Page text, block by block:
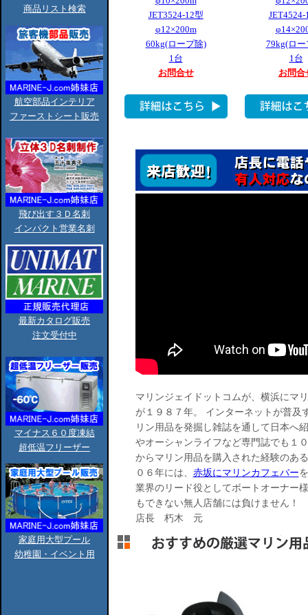
商品リスト検索
航空部品インテリア
ファーストシート販売
飛び出す３Ｄ名刺
インパクト営業名刺
最新カタログ販売
注文受付中
マイナス６０度凍結
超低温フリーザー
家庭用大型プール
幼稚園・イベント用
JET3524-12型
φ12×200m
60kg(ロープ除)
1台
お問合せ
JET4524-
79kg(ロー
1台
お問合
マリンジェイドットコムが、横浜にマ
が１９８７年。 インターネットが普及
リン用品を発掘し雑誌を通して日本へ
やオーシャンライフなど専門誌でも１
からマリン用品を購入された経験のあ
０６年には、 赤坂にマリンカフェバー
業界のリード役としてボートオーナー
もできない無人店舗には負けません！
店長 朽木 元